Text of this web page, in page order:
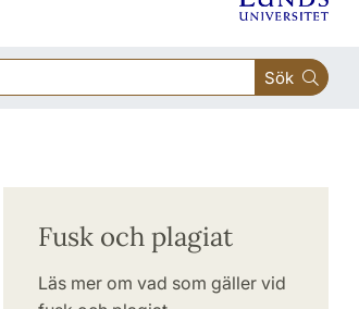
Sök
Fusk och plagiat
Läs mer om vad som gäller vid